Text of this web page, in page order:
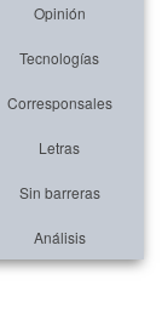
Opinión
Tecnologías
Corresponsales
Letras
Sin barreras
Análisis